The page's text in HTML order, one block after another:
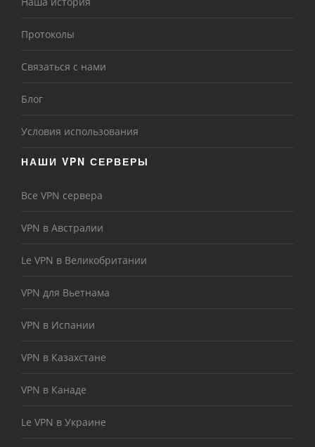
Протоколы
Связаться с нами
Блог
Условия использования
НАШИ VPN СЕРВЕРЫ
Все VPN сервера
VPN в Австралии
Le VPN в Великобритании
VPN для Вьетнама
VPN в Испании
VPN в Казахстане
VPN в Канаде
Le VPN в Украине